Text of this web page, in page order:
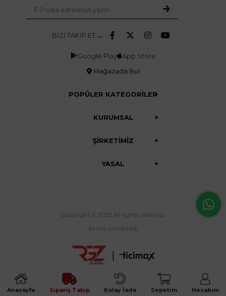
Anasayfa Sipariş Takip Kolay İade Sepetim Hesabım
BİZİ TAKİP ET →
Google Play App Store
Mağazada Bul
POPÜLER KATEGORİLER
KURUMSAL
ŞİRKETİMİZ
YASAL
Copyright © 2025 All rights reserved.
[email protected]
|
//search